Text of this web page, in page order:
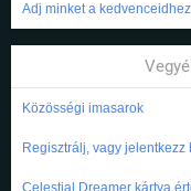
Adj minket a kedvenceidhez
Közösségi imasarok
Regisztrálj, vagy jelentkezz